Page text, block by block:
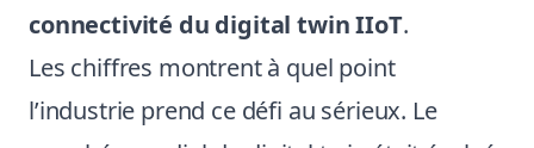
connectivité du digital twin IIoT.
Les chiffres montrent à quel point
l’industrie prend ce défi au sérieux. Le